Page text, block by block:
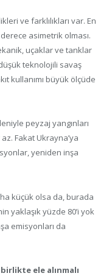
ve farklılıkları var. En
asimetrik olması.
uçaklar ve tanklar
teknolojili savaş
kullanımı büyük ölçüde
peyzaj yangınları
Fakat Ukrayna’ya
yeniden inşa
küçük olsa da, burada
yaklaşık yüzde 80’i yok
emisyonları da
ele alınmalı